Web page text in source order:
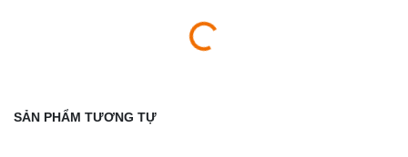
SẢN PHẨM TƯƠNG TỰ